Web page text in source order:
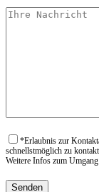
*Erlaubnis zur
schnellstmöglich zu
Weitere Infos zum